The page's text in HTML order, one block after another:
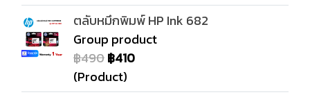
ตลับหมึกพิมพ์ HP Ink 682
Group product
฿490฿410
(Product)